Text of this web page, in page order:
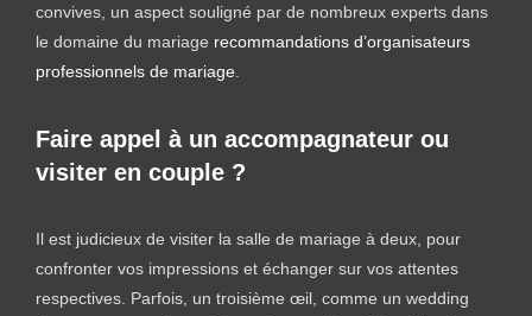
convives, un aspect souligné par de nombreux experts dans
le domaine du mariage recommandations d’organisateurs
professionnels de mariage
Faire appel à un accompagnateur ou
visiter en couple ?
Il est judicieux de visiter la salle de mariage à deux, pour
confronter vos impressions et échanger sur vos attentes
respectives. Parfois, un troisième œil, comme un wedding